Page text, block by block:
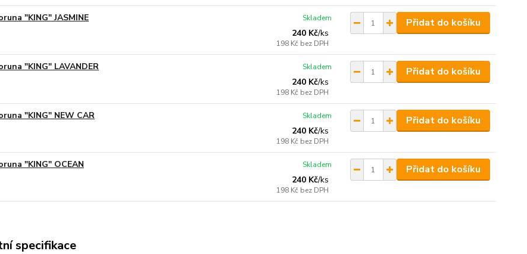
"KING" JASMINE
240 Kč/ks
198 Kč bez DPH
Skladem Přidat do košíku
"KING" LAVANDER
240 Kč/ks
198 Kč bez DPH
Skladem Přidat do košíku
"KING" NEW CAR
240 Kč/ks
198 Kč bez DPH
Skladem Přidat do košíku
"KING" OCEAN
240 Kč/ks
198 Kč bez DPH
Skladem Přidat do košíku
specifikace